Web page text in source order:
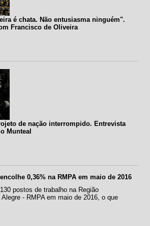
é chata. Não entusiasma ninguém".
Francisco de Oliveira
de nação interrompido. Entrevista
Munteal
0,36% na RMPA em maio de 2016
postos de trabalho na Região
- RMPA em maio de 2016, o que